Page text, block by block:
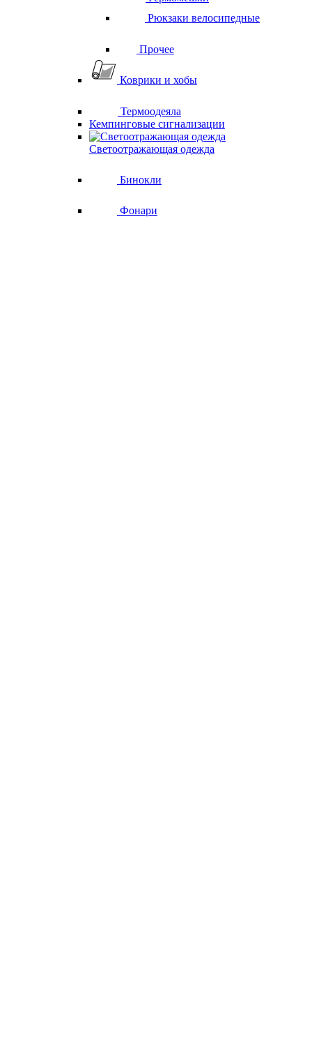
Рюкзаки велосипедные
Прочее
Коврики и хобы
Термоодеяла
Кемпинговые сигнализации
Светоотражающая одежда
Бинокли
Фонари